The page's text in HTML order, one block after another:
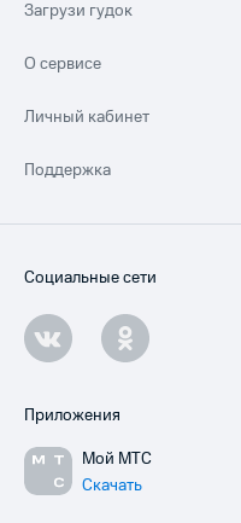
Загрузи гудок
О сервисе
Личный кабинет
Поддержка
Социальные сети
Приложения
Мой МТС
Скачать